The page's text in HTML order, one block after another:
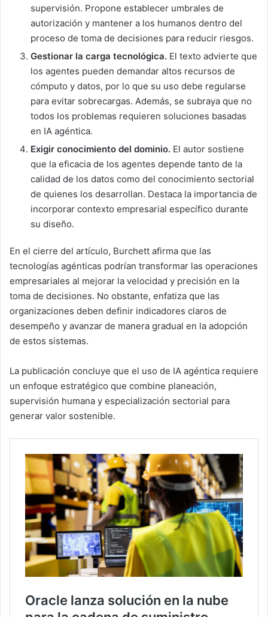
supervisión. Propone establecer umbrales de
autorización y mantener a los humanos dentro del
proceso de toma de decisiones para reducir riesgos.
Gestionar la carga tecnológica. El texto advierte que
los agentes pueden demandar altos recursos de
cómputo y datos, por lo que su uso debe regularse
para evitar sobrecargas. Además, se subraya que no
todos los problemas requieren soluciones basadas
en IA agéntica.
Exigir conocimiento del dominio. El autor sostiene
que la eficacia de los agentes depende tanto de la
calidad de los datos como del conocimiento sectorial
de quienes los desarrollan. Destaca la importancia de
incorporar contexto empresarial específico durante
su diseño.
En el cierre del artículo, Burchett afirma que las
tecnologías agénticas podrían transformar las operaciones
empresariales al mejorar la velocidad y precisión en la
toma de decisiones. No obstante, enfatiza que las
organizaciones deben definir indicadores claros de
desempeño y avanzar de manera gradual en la adopción
de estos sistemas.
La publicación concluye que el uso de IA agéntica requiere
un enfoque estratégico que combine planeación,
supervisión humana y especialización sectorial para
generar valor sostenible.